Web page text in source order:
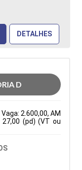
comerciais,
e homologação
e
pedidos de
resolve
qualidade e
Tipo de
Brasil Área de
Acadêmica:
DETALHES
D
2.600,00, AM
(pd) (VT ou
RIO DE JANEIRO
CLT Cidade:
Período: